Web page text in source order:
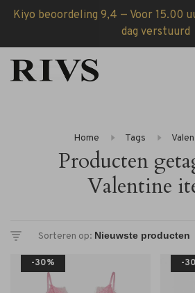
Kiyo beoordeling 9,4 — Voor 15.00
dag verstuurd
Home Tags
Producten
Valentine
Sorteren op:
-30% -